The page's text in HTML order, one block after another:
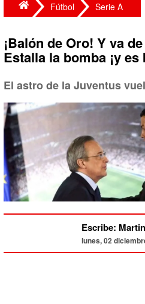
Fútbol Serie A
¡Balón de Oro! Y va
Estalla la bomba ¡y es
El astro de la Juventus
Escribe:
lunes, 02